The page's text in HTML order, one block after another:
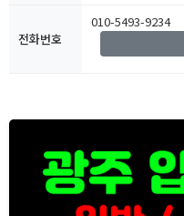
전화번호
010-5493-9234